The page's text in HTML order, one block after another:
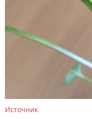
Источник